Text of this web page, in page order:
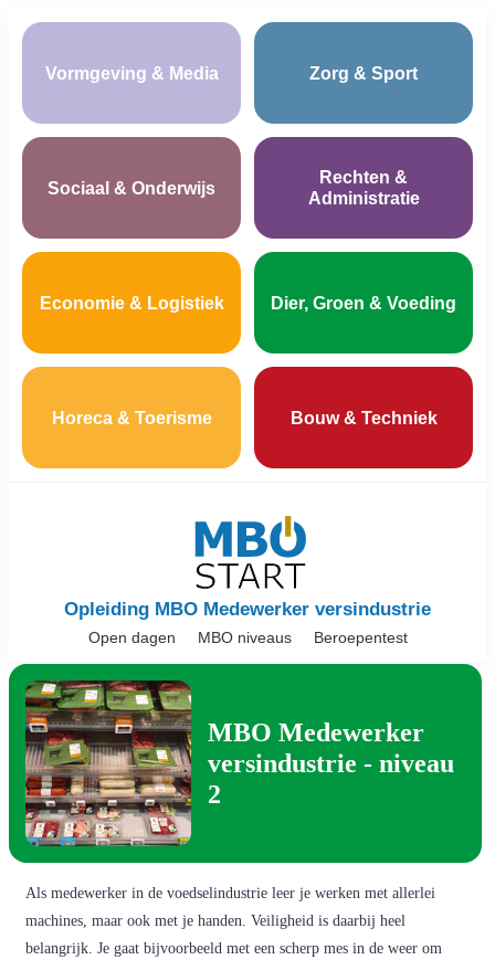
Vormgeving & Media Zorg & Sport
Sociaal & Onderwijs
Rechten &
Administratie
Economie & Logistiek Dier, Groen & Voeding
Horeca & Toerisme Bouw & Techniek
Opleiding MBO Medewerker versindustrie
Open dagen MBO niveaus Beroepentest
MBO Medewerker
versindustrie - niveau
2
Als medewerker in de voedselindustrie leer je werken met allerlei
machines, maar ook met je handen. Veiligheid is daarbij heel
belangrijk. Je gaat bijvoorbeeld met een scherp mes in de weer om